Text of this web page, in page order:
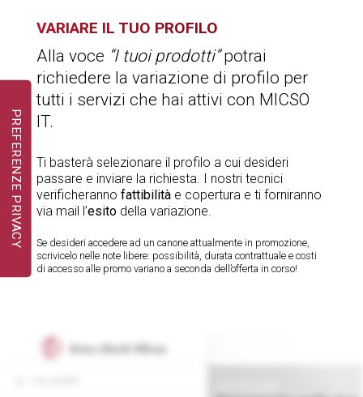
VARIARE IL TUO PROFILO
Alla voce “I tuoi prodotti”potrai
richiedere la variazione di profilo per
tutti i servizi che hai attivi con MICSO
IT.
Ti basterà selezionare il profilo a cui desideri
passare e inviare la richiesta. I nostri tecnici
verificheranno fattibilitàe copertura e ti forniranno
via mail l’esitodella variazione.
Se desideri accedere ad un canone attualmente in promozione,
scrivicelo nelle note libere: possibilità, durata contrattuale e costi
di accesso alle promo variano a seconda dell’offerta in corso!